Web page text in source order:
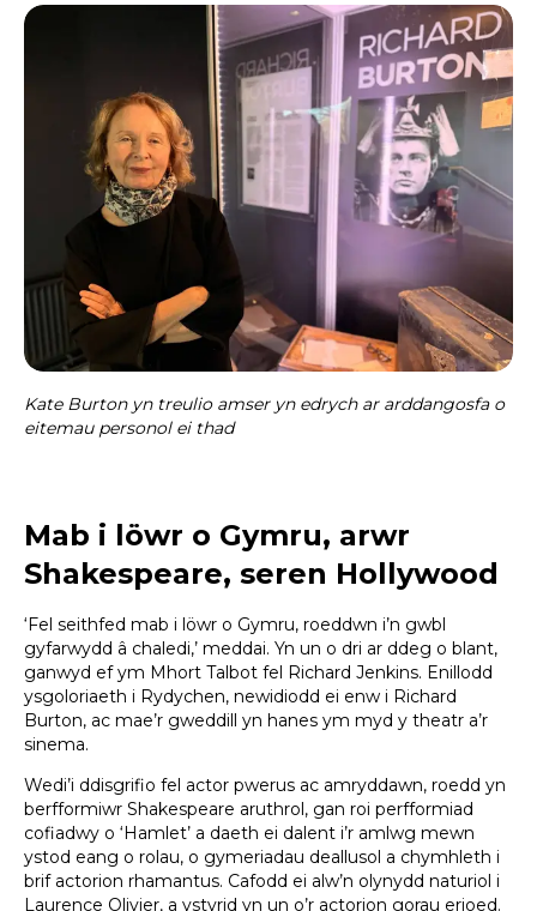
Kate Burton yn treulio amser yn edrych ar arddangosfa o
eitemau personol ei thad
Mab i löwr o Gymru, arwr
Shakespeare, seren Hollywood
‘Fel seithfed mab i löwr o Gymru, roeddwn i’n gwbl
gyfarwydd â chaledi,’ meddai. Yn un o dri ar ddeg o blant,
ganwyd ef ym Mhort Talbot fel Richard Jenkins. Enillodd
ysgoloriaeth i Rydychen, newidiodd ei enw i Richard
Burton, ac mae’r gweddill yn hanes ym myd y theatr a’r
sinema.
Wedi’i ddisgrifio fel actor pwerus ac amryddawn, roedd yn
berfformiwr Shakespeare aruthrol, gan roi perfformiad
cofiadwy o ‘Hamlet’ a daeth ei dalent i’r amlwg mewn
ystod eang o rolau, o gymeriadau deallusol a chymhleth i
brif actorion rhamantus. Cafodd ei alw’n olynydd naturiol i
Laurence Olivier, a ystyrid yn un o’r actorion gorau erioed.